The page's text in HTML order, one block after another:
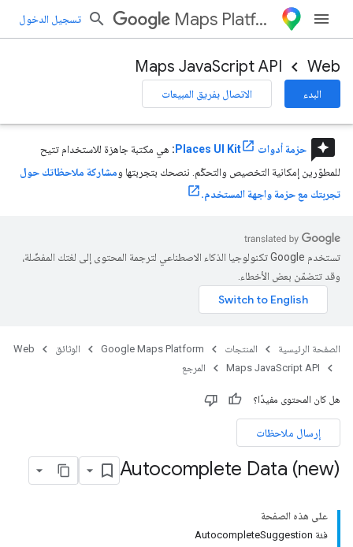
Maps Platform تسجيل الدخول
Web
Maps JavaScript API
البدء الاتصال بفريق المبيعات
reviews حزمة أدوات Places UI Kit : هي مكتبة جاهزة للاستخدام تتيح
للمطوّرين إمكانية التخصيص والتحكّم. ننصحك بتجربتها ومشاركة ملاحظاتك حول
تجربتك مع حزمة واجهة المستخدم.
تستخدم Google تكنولوجيا الذكاء الاصطناعي لترجمة المحتوى إلى لغتك المفضّلة،
وقد تتضمّن بعض الأخطاء.
الصفحة الرئيسية المنتجات Google Maps Platform الوثائق
Web
Maps JavaScript API
المرجع
هل كان المحتوى مفيدًا؟
إرسال ملاحظات
Autocomplete Data (new)
على هذه الصفحة
فئة AutocompleteSuggestion